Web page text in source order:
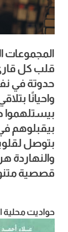
المجموعات
قلب كل
حدوتة في
واحيانًا
بيقبلوهم
بتوصل
والنهاردة
قصصية
حواديت محلية